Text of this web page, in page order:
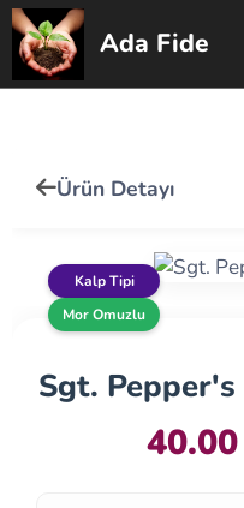
Ada Fide
Ürün Detayı
Kalp Tipi
Mor Omuzlu
Sgt.